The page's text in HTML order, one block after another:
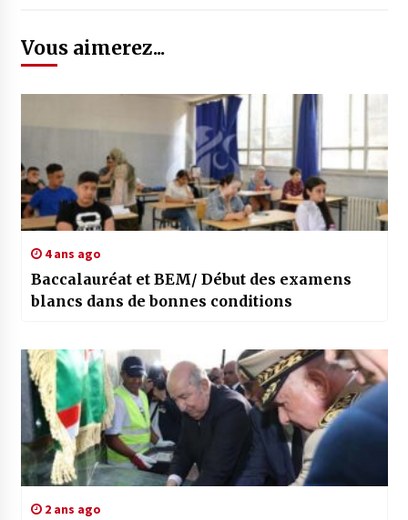
Vous aimerez...
4 ans ago
Baccalauréat et BEM/ Début des examens
blancs dans de bonnes conditions
2 ans ago